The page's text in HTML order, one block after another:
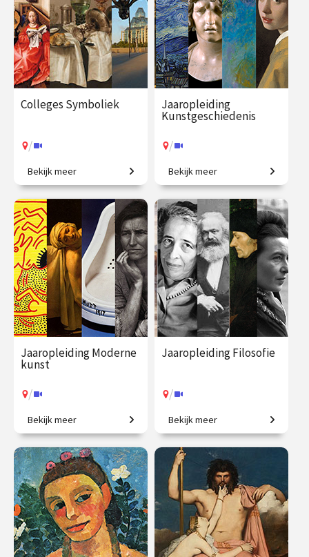
/ Op locatie of online
Op locatie
Colleges Symboliek
/
Beeldbetekenis in de kunst.
€ 345.00
vanaf 22
sep.
/ Op locatie of online
Bekijk meer
Jaaropleiding
Kunstgeschiedenis
/
Het colloquium
kunstgeschiedenis, in één
jaar. Een uitgebreid
chronologisch overzicht.
€ 1225.00
vanaf 23
sep.
/ Op locatie of online
Bekijk meer
Jaaropleiding Moderne
kunst
/
Is dit kunst? Zo ja, waarom?
€ 1059.00
vanaf 5
okt.
/ Op locatie of online
Bekijk meer
Jaaropleiding Filosofie
/
In één jaar de wereld beter
begrijpen!
€ 1090.00
vanaf 22
sep.
/ Op locatie of online
Bekijk meer